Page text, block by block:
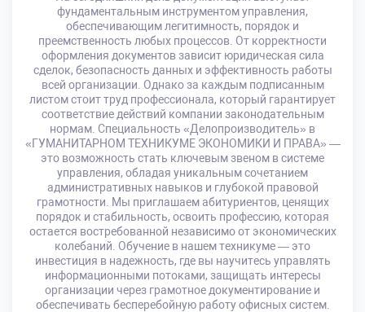
фундаментальным инструментом управления,
обеспечивающим легитимность, порядок и
преемственность любых процессов. От корректности
оформления документов зависит юридическая сила
сделок, безопасность данных и эффективность работы
всей организации. Однако за каждым подписанным
листом стоит труд профессионала, который гарантирует
соответствие действий компании законодательным
нормам. Специальность «Делопроизводитель» в
«ГУМАНИТАРНОМ ТЕХНИКУМЕ ЭКОНОМИКИ И ПРАВА» —
это возможность стать ключевым звеном в системе
управления, обладая уникальным сочетанием
административных навыков и глубокой правовой
грамотности. Мы приглашаем абитуриентов, ценящих
порядок и стабильность, освоить профессию, которая
остается востребованной независимо от экономических
колебаний. Обучение в нашем техникуме — это
инвестиция в надежность, где вы научитесь управлять
информационными потоками, защищать интересы
организации через грамотное документирование и
обеспечивать бесперебойную работу офисных систем.